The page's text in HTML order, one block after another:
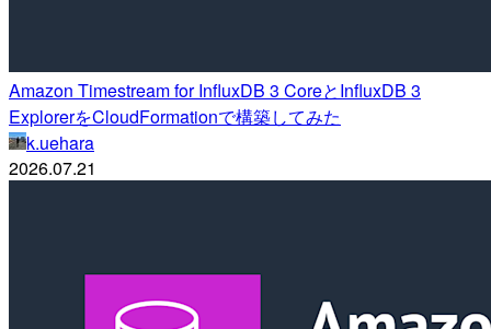
Amazon Timestream for InfluxDB 3 CoreとInfluxDB 3
ExplorerをCloudFormationで構築してみた
k.uehara
2026.07.21